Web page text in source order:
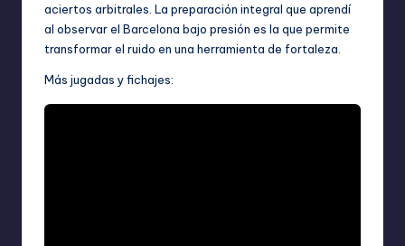
aciertos arbitrales. La preparación integral que aprendí
al observar el Barcelona bajo presión es la que permite
transformar el ruido en una herramienta de fortaleza.
Más jugadas y fichajes: